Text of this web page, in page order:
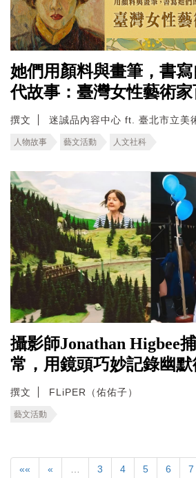
她們用顏料與畫筆，書
代故事：臺灣女性藝術
撰文 迷誠品內容中心 ft. 臺北市立美
人物故事 藝文活動 人文社科
攝影師Jonathan Higbee
常，用鏡頭巧妙記錄幽
撰文 FLiPER（佑佑子）
藝文活動
«« « 3 4 5 6 7